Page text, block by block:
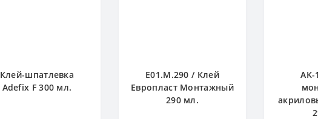
Клей-шпатлевка
Adefix F 300 мл.
E01.M.290 / Клей
Европласт Монтажный
290 мл.